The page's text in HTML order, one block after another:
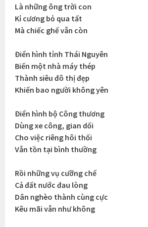
Là những ông trời con
Kỉ cương bỏ qua tất
Mà chiếc ghế vẫn còn
Điển hình tỉnh Thái Nguyên
Biến một nhà máy thép
Thành siêu đô thị đẹp
Khiến bao người không yên
Điển hình bộ Công thương
Dùng xe công, gian dối
Cho việc riêng hôi thối
Vẫn tồn tại bình thường
Rồi những vụ cưỡng chế
Cả đất nước đau lòng
Dân nghèo thành cùng cực
Kêu mãi vẫn như không